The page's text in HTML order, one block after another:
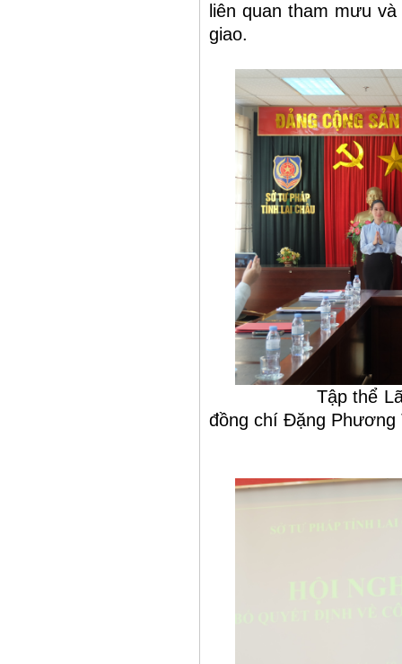
liên quan tham mưu
giao.
Tập thể Lãnh
đồng chí Đặng Phương